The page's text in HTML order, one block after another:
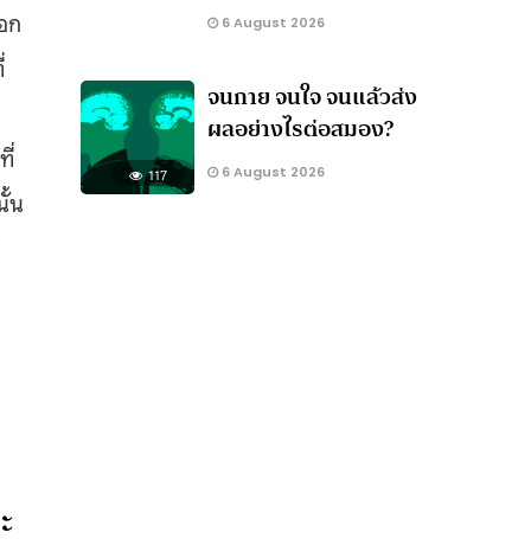
ก
น
6 August 2026
117
จนกาย จนใจ จนแล้วส่ง
ผลอย่างไรต่อสมอง?
6 August 2026